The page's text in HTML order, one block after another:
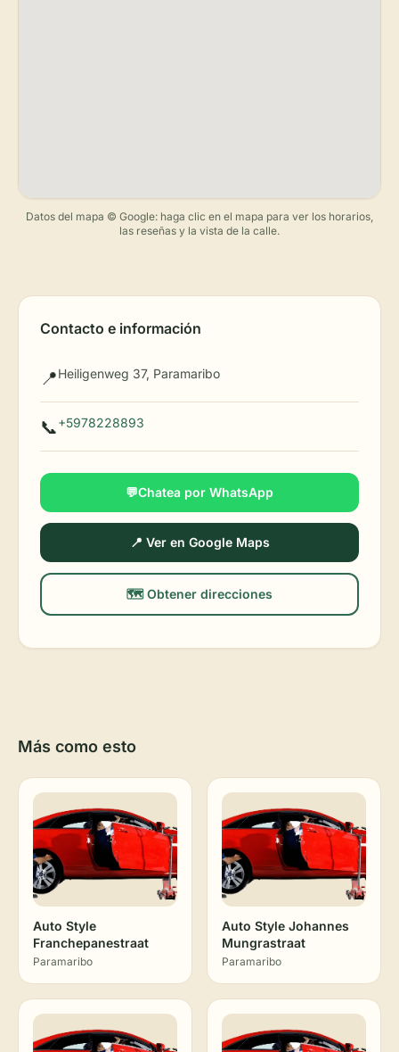
Datos del mapa © Google: haga clic en el mapa para ver los horarios,
las reseñas y la vista de la calle.
Contacto e información
📍Heiligenweg 37, Paramaribo
📞+5978228893
💬Chatea por WhatsApp
📍 Ver en Google Maps
🗺️ Obtener direcciones
Más como esto
Auto Style
Franchepanestraat
Paramaribo
Auto Style Johannes
Mungrastraat
Paramaribo